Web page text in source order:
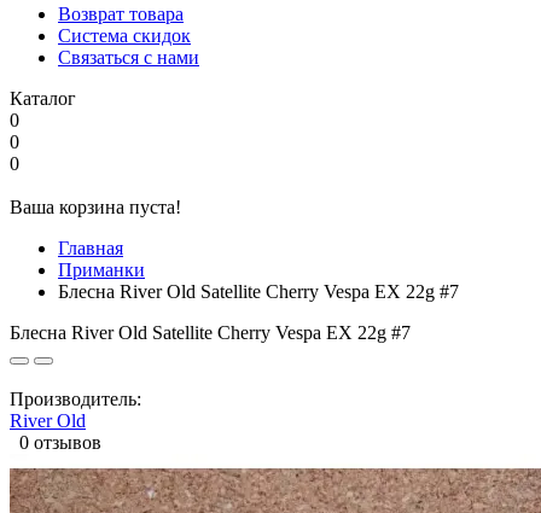
Возврат товара
Система скидок
Связаться с нами
Каталог
0
0
0
Ваша корзина пуста!
Главная
Приманки
Блесна River Old Satellite Cherry Vespa EX 22g #7
Блесна River Old Satellite Cherry Vespa EX 22g #7
Производитель:
River Old
0 отзывов